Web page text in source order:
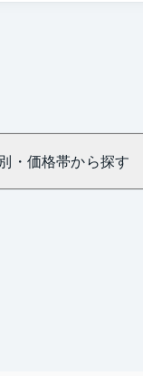
・価格帯から探す